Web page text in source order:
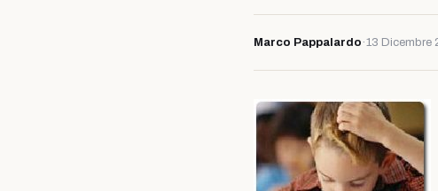
Marco Pappalardo ·13 Dicembre